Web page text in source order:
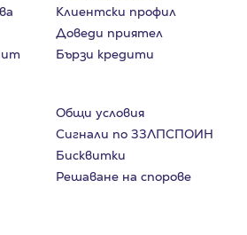
Клиентски профил
Доведи приятел
Бързи кредити
Общи условия
Сигнали по ЗЗЛПСПОИН
Бисквитки
Решаване на спорове